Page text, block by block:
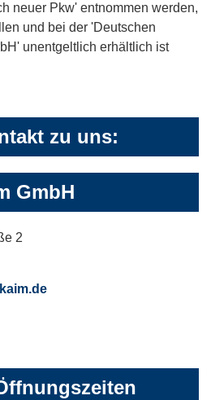
neuer Pkw' entnommen werden,
und bei der 'Deutschen
unentgeltlich erhältlich ist
zu uns:
GmbH
2